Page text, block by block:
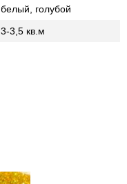
белый, голубой
3-3,5 кв.м